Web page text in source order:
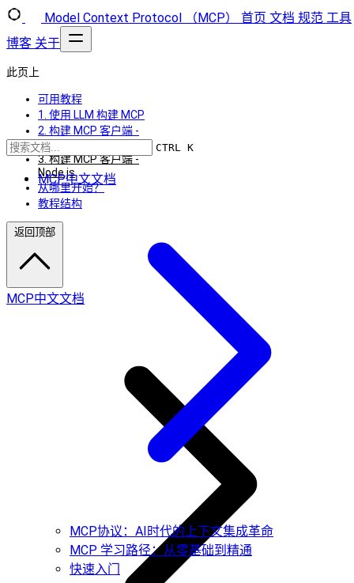
Model Context Protocol （MCP） 首页 文档 规范 工具
博客 关于
CTRL K
MCP中文文档
MCP协议：AI时代的上下文集成革命
MCP 学习路径：从零基础到精通
快速入门
此页上
可用教程
1. 使用 LLM 构建 MCP
2. 构建 MCP 客户端 -
Python
3. 构建 MCP 客户端 -
Node.js
从哪里开始？
教程结构
返回顶部
MCP中文文档